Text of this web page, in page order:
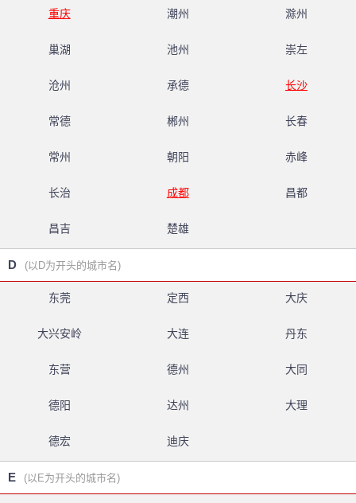
重庆 潮州 滁州
巢湖 池州 崇左
沧州 承德 长沙
常德 郴州 长春
常州 朝阳 赤峰
长治 成都 昌都
昌吉 楚雄
D (以D为开头的城市名)
东莞 定西 大庆
大兴安岭 大连 丹东
东营 德州 大同
德阳 达州 大理
德宏 迪庆
E (以E为开头的城市名)